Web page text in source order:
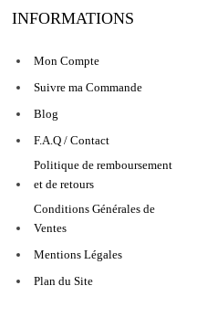
INFORMATIONS
Mon Compte
Suivre ma Commande
Blog
F.A.Q / Contact
Politique de remboursement
et de retours
Conditions Générales de
Ventes
Mentions Légales
Plan du Site